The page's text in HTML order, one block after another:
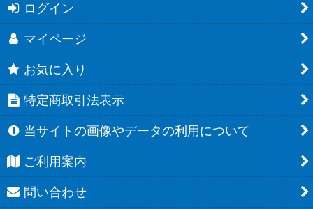
ログイン
マイページ
お気に入り
特定商取引法表示
当サイトの画像やデータの利用について
ご利用案内
問い合わせ